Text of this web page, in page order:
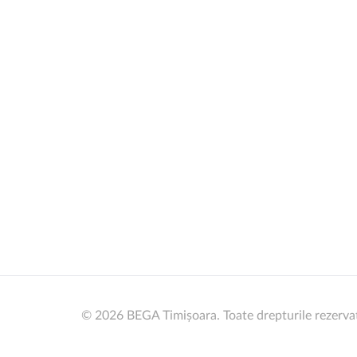
© 2026 BEGA Timișoara. Toate drepturile